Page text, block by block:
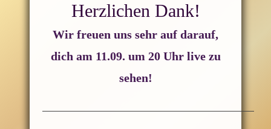
Herzlichen Dank!
Wir freuen uns sehr auf darauf,
dich am 11.09. um 20 Uhr live zu
sehen!